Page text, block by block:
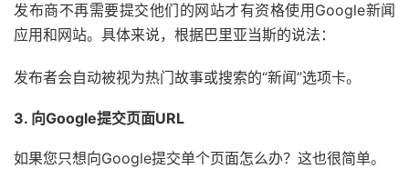
发布商不再需要提交他们的网站才有资格使用Google新闻
应用和网站。具体来说，根据巴里亚当斯的说法：
发布者会自动被视为热门故事或搜索的“新闻”选项卡。
3. 向Google提交页面URL
如果您只想向Google提交单个页面怎么办？这也很简单。